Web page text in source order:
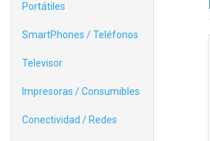
Portátiles
SmartPhones / Teléfonos
Televisor
Impresoras / Consumibles
Conectividad / Redes